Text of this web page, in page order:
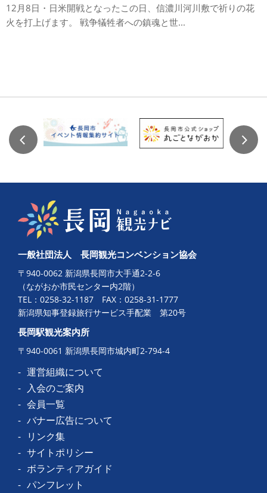
12月8日・日米開戦となったこの日、信濃川河川敷で祈りの花
火を打上げます。 戦争犠牲者への鎮魂と世...
一般社団法人 長岡観光コンベンション協会
〒940-0062 新潟県長岡市大手通2-2-6
（ながおか市民センター内2階）
TEL： 0258-32-1187 FAX：0258-31-1777
新潟県知事登録旅行サービス手配業 第20号
長岡駅観光案内所
〒940-0061 新潟県長岡市城内町2-794-4
運営組織について
入会のご案内
会員一覧
バナー広告について
リンク集
サイトポリシー
ボランティアガイド
パンフレット